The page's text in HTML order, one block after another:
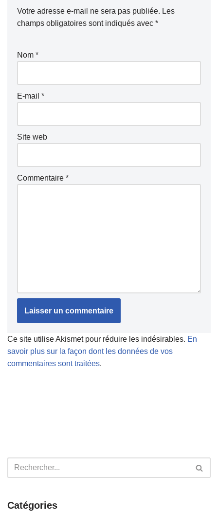
Votre adresse e-mail ne sera pas publiée. Les
champs obligatoires sont indiqués avec *
Nom *
E-mail *
Site web
Commentaire *
Ce site utilise Akismet pour réduire les indésirables. En
savoir plus sur la façon dont les données de vos
commentaires sont traitées.
Catégories